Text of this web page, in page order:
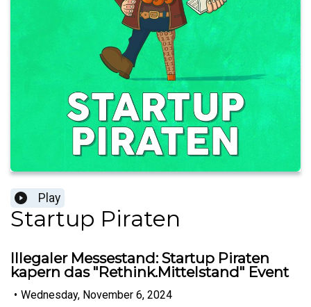
Play
Startup Piraten
Illegaler Messestand: Startup Piraten
kapern das "Rethink.Mittelstand" Event
• Wednesday, November 6, 2024